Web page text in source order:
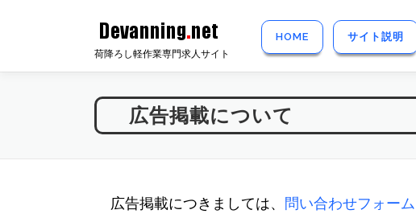
荷降ろし軽作業専門求人サイト
HOME サイト説明
広告掲載について
広告掲載につきましては、 問い合わせフォーム